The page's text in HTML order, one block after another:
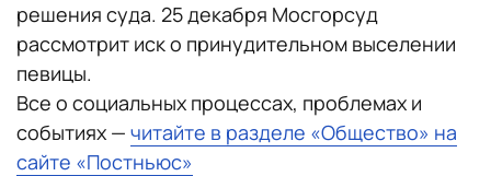
решения суда. 25 декабря Мосгорсуд
рассмотрит иск о принудительном выселении
певицы.
Все о социальных процессах, проблемах и
событиях — читайте в разделе «Общество» на
сайте «Постньюс»